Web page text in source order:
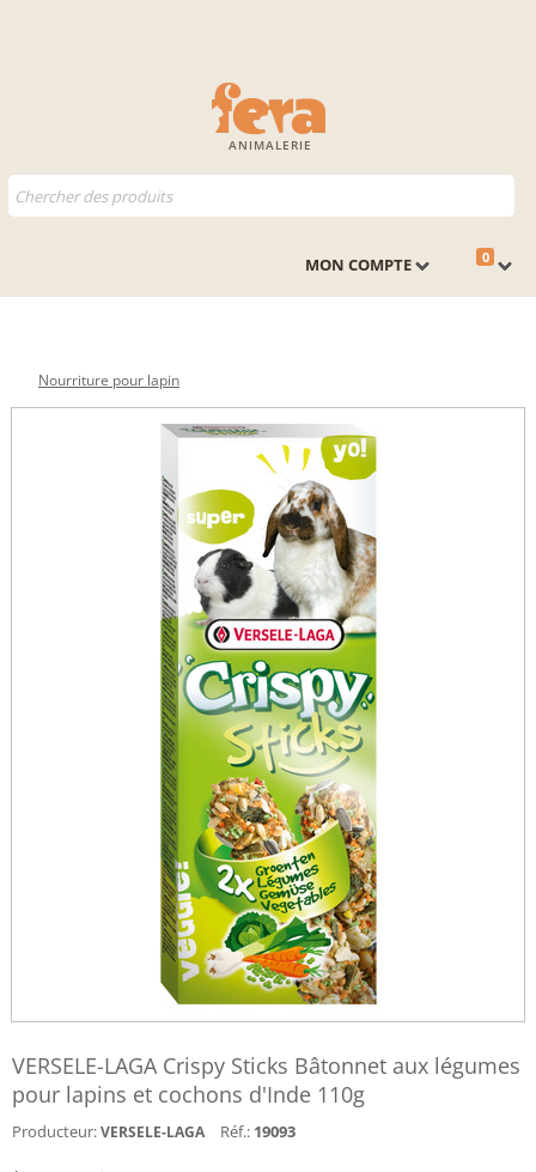
ANIMALERIE
0
MON COMPTE
Nourriture pour lapin
VERSELE-LAGA Crispy Sticks Bâtonnet aux légumes
pour lapins et cochons d'Inde 110g
Producteur:VERSELE-LAGA Réf.: 19093